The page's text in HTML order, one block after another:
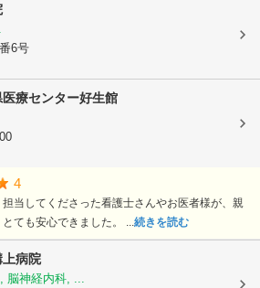
6号
療センター好生館
4
当してくださった看護士さんやお医者様が、親
ても安心できました。 ... 続きを読む
病院
脳神経内科, ...